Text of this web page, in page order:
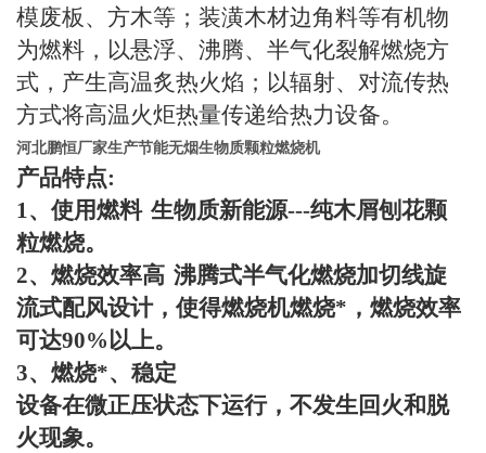
模废板、方木等；装潢木材边角料等有机物
为燃料，以悬浮、沸腾、半气化裂解燃烧方
式，产生高温炙热火焰；以辐射、对流传热
方式将高温火炬热量传递给热力设备。
河北鹏恒厂家生产节能无烟生物质颗粒燃烧机
产品特点:
1、使用燃料 生物质新能源---纯木屑刨花颗
粒燃烧。
2、燃烧效率高 沸腾式半气化燃烧加切线旋
流式配风设计，使得燃烧机燃烧*，燃烧效率
可达90%以上。
3、燃烧*、稳定
设备在微正压状态下运行，不发生回火和脱
火现象。